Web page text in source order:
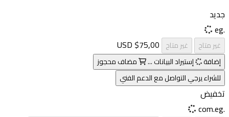
جديد
.eg
غير متاح غير متاح $75,00 USD
إضافة إستيراد البيانات ... مضاف محجوز
للشراء يرجي التواصل مع الدعم الفني
تخفيض
.com.eg